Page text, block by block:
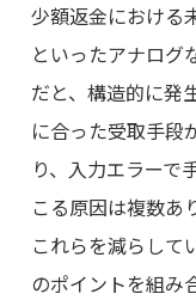
少額返金における
といったアナログ
だと、構造的に発
に合った受取手段
り、入力エラーで
こる原因は複数あ
これらを減らして
のポイントを組み